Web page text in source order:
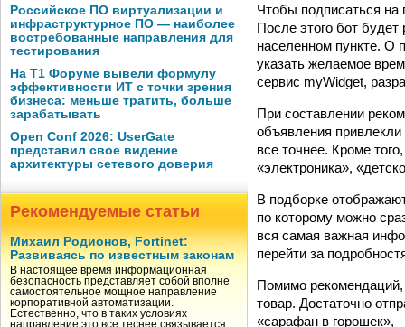
Российское ПО виртуализации и
инфраструктурное ПО — наиболее
востребованные направления для
тестирования
На Т1 Форуме вывели формулу
эффективности ИТ с точки зрения
бизнеса: меньше тратить, больше
зарабатывать
Open Conf 2026: UserGate
представил свое видение
архитектуры сетевого доверия
Рекомендуемые статьи
Михаил Родионов, Fortinet:
Развиваясь по известным законам
В настоящее время информационная
безопасность представляет собой вполне
самостоятельное мощное направление
корпоративной автоматизации.
Естественно, что в таких условиях
направление это все теснее связывается
Чтобы подписаться на
После этого бот
населенном пункте. О
указать желаемое
сервис myWidget,
При составлении
объявления
все точнее. Кроме
«электроника»,
В подборке
по которому можно
вся самая важная
перейти за
Помимо
товар. Достаточно
«сарафан в горошек»,